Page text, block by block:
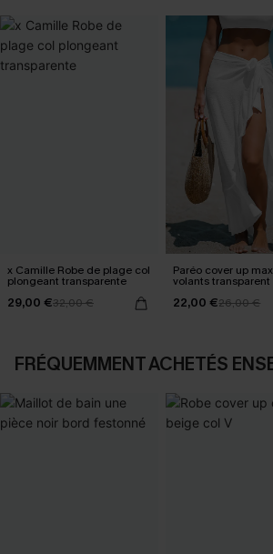
x Camille Robe de plage col
plongeant transparente
29,00 €32,00 €
Paréo cover up
volants transparent
22,00 €26,00 €
FRÉQUEMMENT ACHETÉS